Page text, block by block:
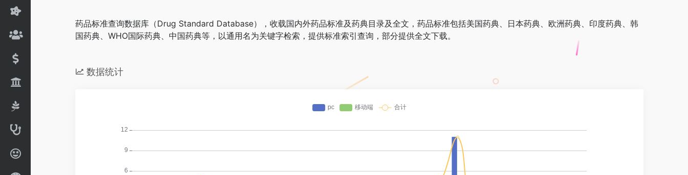
药品标准查询数据库（Drug Standard Database），收载国内外药品标准及药典目录及全文，药品标准包括美国药典、日本药典、欧洲药典、印度药典、韩
国药典、WHO国际药典、中国药典等，以通用名为关键字检索，提供标准索引查询，部分提供全文下载。
数据统计